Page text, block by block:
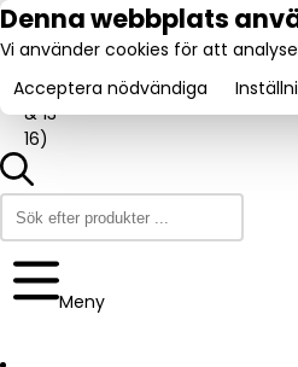
tel:
031-
160840
(9-12
& 13-
16)
Trustpilot
Meny
Denna webbplats
Vi använder cookies för att
Acceptera nödvändiga